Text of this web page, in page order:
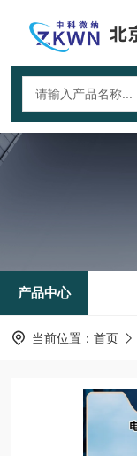
产品中心
当前位置： 首页